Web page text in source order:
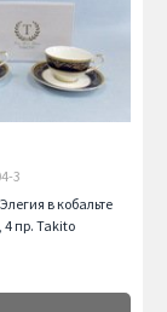
3
в кобальте
4 пр. Takito